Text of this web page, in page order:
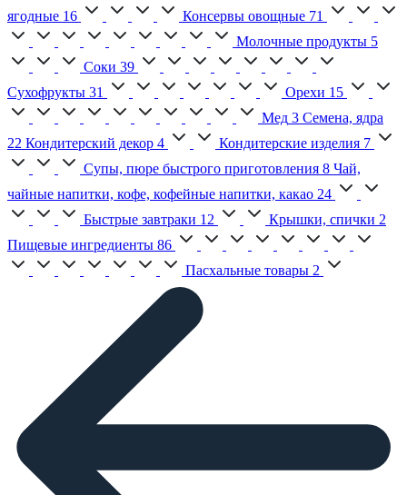
ягодные 16 Консервы овощные 71
Молочные продукты 5
Соки 39
Сухофрукты 31 Орехи 15
Мед 3 Семена, ядра
22 Кондитерский декор 4 Кондитерские изделия 7
Супы, пюре быстрого приготовления 8 Чай,
чайные напитки, кофе, кофейные напитки, какао 24
Быстрые завтраки 12 Крышки, спички 2
Пищевые ингредиенты 86
Пасхальные товары 2